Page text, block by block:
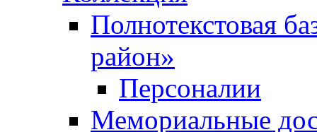
Полнотекстовая
район»
Персоналии
Мемориальные